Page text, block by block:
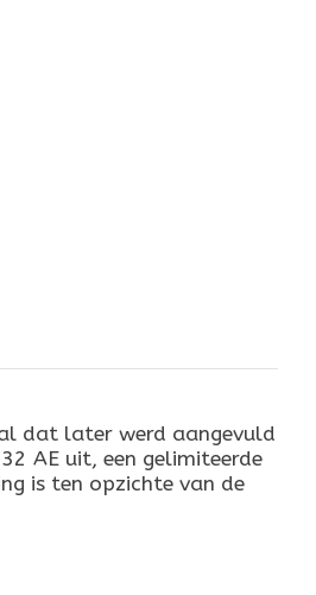
dat later werd aangevuld
AE uit, een gelimiteerde
is ten opzichte van de